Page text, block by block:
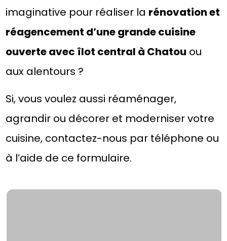
imaginative pour réaliser la rénovation et
réagencement d’une grande cuisine
ouverte avec îlot central à Chatou ou
aux alentours ?
Si, vous voulez aussi réaménager,
agrandir ou décorer et moderniser votre
cuisine, contactez-nous par téléphone ou
à l’aide de ce formulaire.